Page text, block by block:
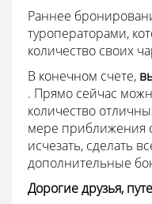
Раннее
туроператорами,
количество своих
В конечном счете,
. Прямо сейчас
количество
мере приближения
исчезать, сделать
дополнительные
Дорогие друзья,